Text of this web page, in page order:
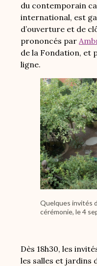
du contemporain
international, est
d’ouverture et de
prononcés par
de la Fondation, et
ligne.
Image
Quelques invités
cérémonie, le 4
Dès 18h30, les
les salles et jardins